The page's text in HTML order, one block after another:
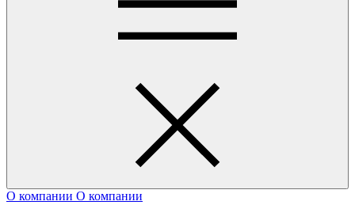
О компании О компании